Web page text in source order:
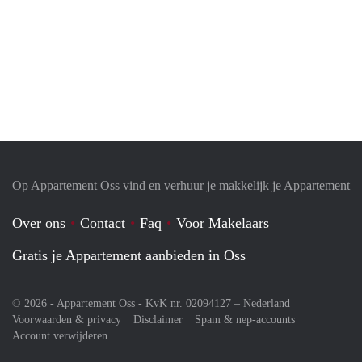
Op Appartement Oss vind en verhuur je makkelijk je Appartement
Over ons Contact Faq
Voor Makelaars
Gratis je Appartement aanbieden in Oss
© 2026 - Appartement Oss - KvK nr. 02094127 – Nederland
Voorwaarden & privacy
Disclaimer
Spam & nep-accounts
Account verwijderen